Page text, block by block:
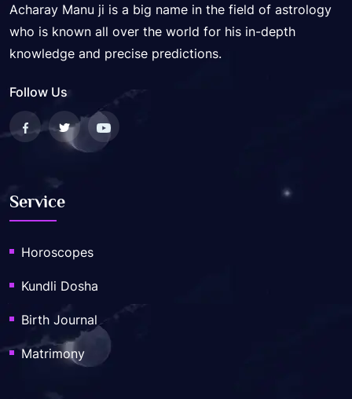
Acharay Manu ji is a big name in the field of astrology
who is known all over the world for his in-depth
knowledge and precise predictions.
Follow Us
Service
Horoscopes
Kundli Dosha
Birth Journal
Matrimony